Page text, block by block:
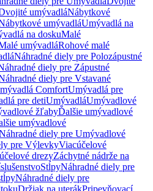
umývadláNábytkové
umývadláUmývadlá na
na doskuMalé
umývadláRohové malé
Náhradné diely pre Polozápustné
diely pre Zápustné
diely pre Vstavané
ComfortUmývadlá pre
pre detiUmývadláUmývadlové
žľabyĎalšie umývadlové
umývadlové
diely pre Umývadlové
pre VýlevkyViacúčelové
drezyZáchytné nádrže na
StĺpyNáhradné diely pre
Náhradné diely pre
Držiak na uterákPripevňovací